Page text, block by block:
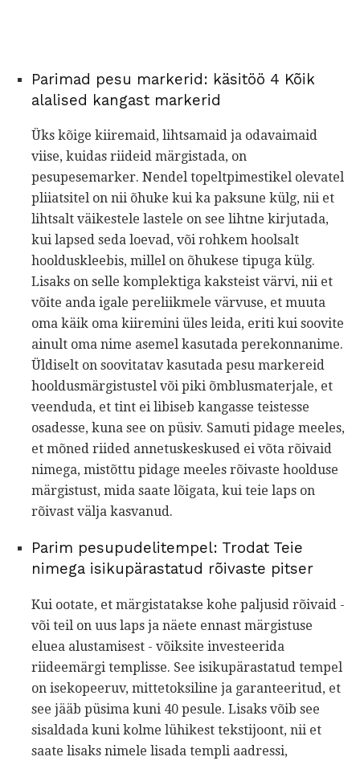
Parimad pesu markerid: käsitöö 4 Kõik
alalised kangast markerid
Üks kõige kiiremaid, lihtsamaid ja odavaimaid
viise, kuidas riideid märgistada, on
pesupesemarker. Nendel topeltpimestikel olevatel
pliiatsitel on nii õhuke kui ka paksune külg, nii et
lihtsalt väikestele lastele on see lihtne kirjutada,
kui lapsed seda loevad, või rohkem hoolsalt
hoolduskleebis, millel on õhukese tipuga külg.
Lisaks on selle komplektiga kaksteist värvi, nii et
võite anda igale pereliikmele värvuse, et muuta
oma käik oma kiiremini üles leida, eriti kui soovite
ainult oma nime asemel kasutada perekonnanime.
Üldiselt on soovitatav kasutada pesu markereid
hooldusmärgistustel või piki õmblusmaterjale, et
veenduda, et tint ei libiseb kangasse teistesse
osadesse, kuna see on püsiv. Samuti pidage meeles,
et mõned riided annetuskeskused ei võta rõivaid
nimega, mistõttu pidage meeles rõivaste hoolduse
märgistust, mida saate lõigata, kui teie laps on
rõivast välja kasvanud.
Parim pesupudelitempel: Trodat Teie
nimega isikupärastatud rõivaste pitser
Kui ootate, et märgistatakse kohe paljusid rõivaid -
või teil on uus laps ja näete ennast märgistuse
eluea alustamisest - võiksite investeerida
riideemärgi templisse. See isikupärastatud tempel
on isekopeeruv, mittetoksiline ja garanteeritud, et
see jääb püsima kuni 40 pesule. Lisaks võib see
sisaldada kuni kolme lühikest tekstijoont, nii et
saate lisaks nimele lisada templi aadressi,